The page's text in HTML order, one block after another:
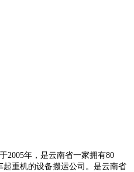
2005年，是云南省一家拥有80
起重机的设备搬运公司。是云南省